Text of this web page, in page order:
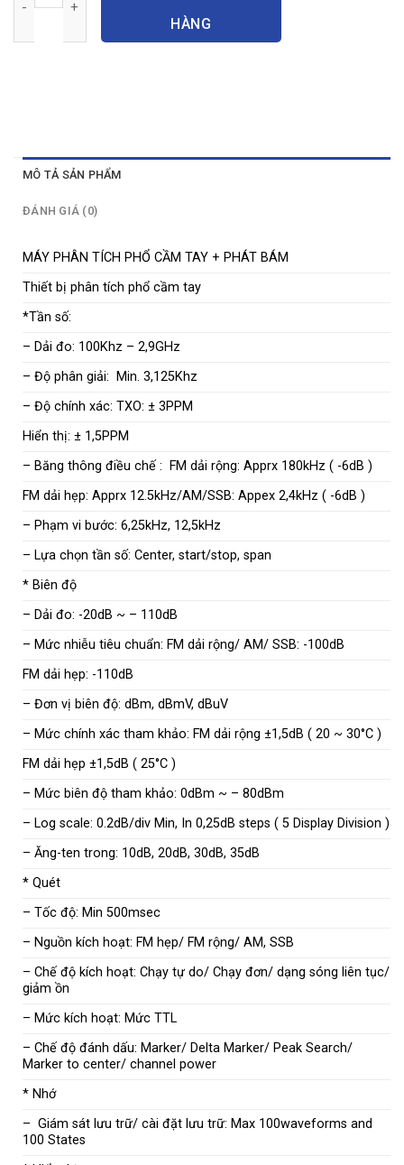
HÀNG
MÔ TẢ SẢN PHẨM
ĐÁNH GIÁ (0)
MÁY PHÂN TÍCH PHỔ CẦM TAY + PHÁT BÁM
Thiết bị phân tích phổ cầm tay
*Tần số:
– Dải đo: 100Khz – 2,9GHz
– Độ phân giải: Min. 3,125Khz
– Độ chính xác: TXO: ± 3PPM
Hiển thị: ± 1,5PPM
– Băng thông điều chế : FM dải rộng: Apprx 180kHz ( -6dB )
FM dải hẹp: Apprx 12.5kHz/AM/SSB: Appex 2,4kHz ( -6dB )
– Phạm vi bước: 6,25kHz, 12,5kHz
– Lựa chọn tần số: Center, start/stop, span
* Biên độ
– Dải đo: -20dB ~ – 110dB
– Mức nhiễu tiêu chuẩn: FM dải rộng/ AM/ SSB: -100dB
FM dải hẹp: -110dB
– Đơn vị biên độ: dBm, dBmV, dBuV
– Mức chính xác tham khảo: FM dải rộng ±1,5dB ( 20 ~ 30°C )
FM dải hẹp ±1,5dB ( 25°C )
– Mức biên độ tham khảo: 0dBm ~ – 80dBm
– Log scale: 0.2dB/div Min, In 0,25dB steps ( 5 Display Division )
– Ăng-ten trong: 10dB, 20dB, 30dB, 35dB
* Quét
– Tốc độ: Min 500msec
– Nguồn kích hoạt: FM hẹp/ FM rộng/ AM, SSB
– Chế độ kích hoạt: Chạy tự do/ Chạy đơn/ dạng sóng liên tục/
giảm ồn
– Mức kích hoạt: Mức TTL
– Chế độ đánh dấu: Marker/ Delta Marker/ Peak Search/
Marker to center/ channel power
* Nhớ
– Giám sát lưu trữ/ cài đặt lưu trữ: Max 100waveforms and
100 States